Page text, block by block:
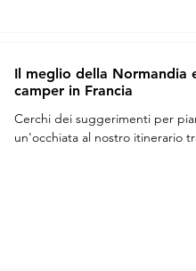
Il meglio della
camper in Francia
Cerchi dei suggerimenti per
un'occhiata al nostro itinerario